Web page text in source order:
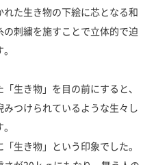
た生き物の下絵に芯となる和
刺繍を施すことで立体的で迫
生き物」を目の前にすると、
つけられているような生々し
生き物」という印象でした。